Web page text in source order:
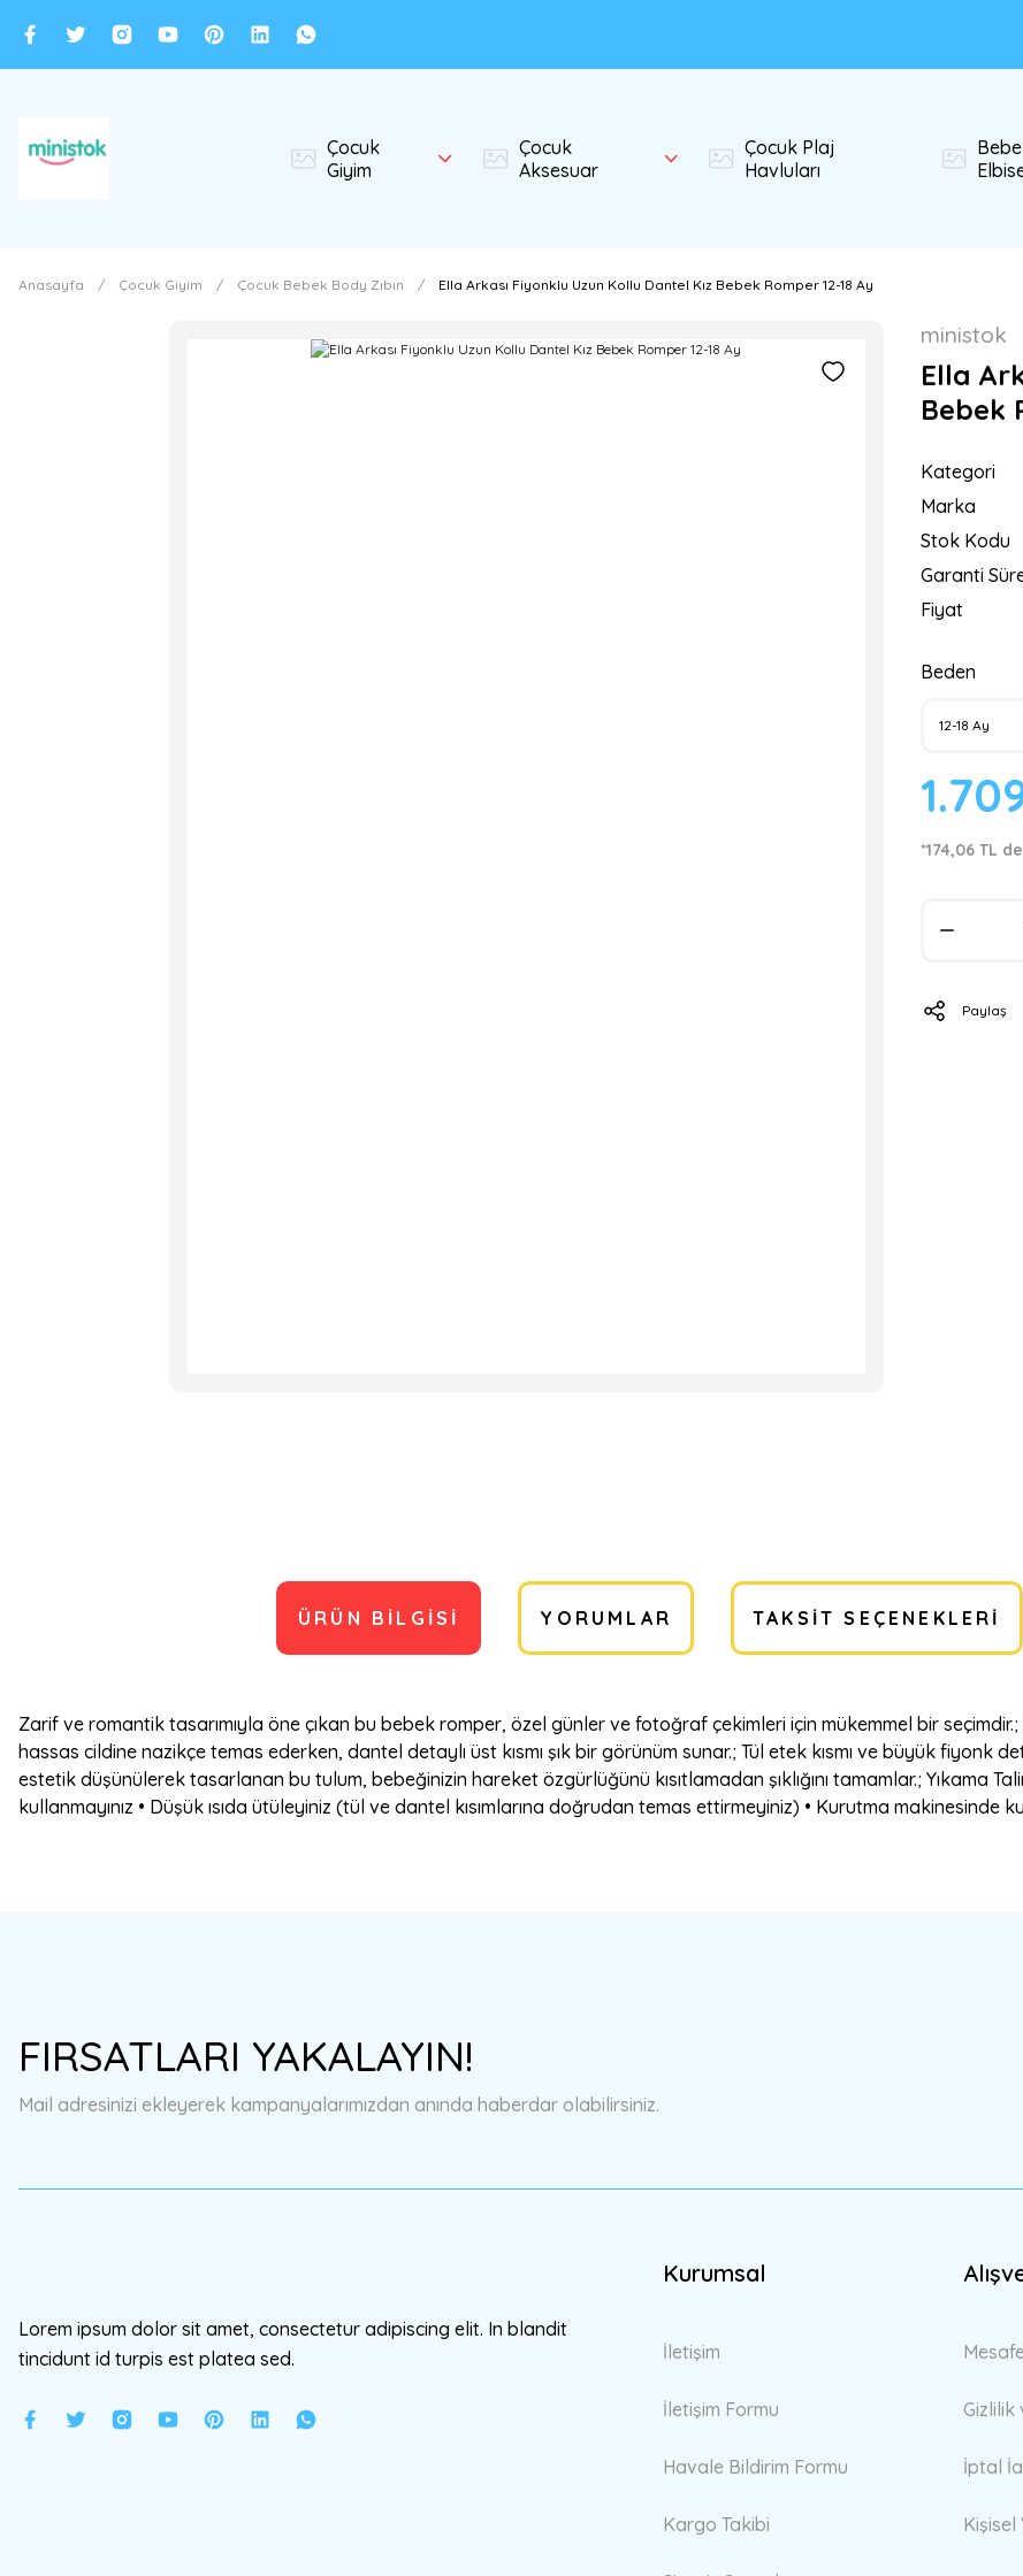
Çocuk
Giyim
Çocuk
Aksesuar
Çocuk Plaj
Havluları
Anasayfa Çocuk Giyim Çocuk Bebek Body Zıbın Ella Arkası Fiyonklu Uzun Kollu Dantel Kız Bebek Romper 12-18 Ay
ministok
Ella
Bebek
Kategori
Marka
Stok Kodu
Garanti
Fiyat
Beden
*174,06 TL
Paylaş
ÜRÜN BILGISI YORUMLAR TAKSIT SEÇENEKLERI
Zarif ve romantik tasarımıyla öne çıkan bu bebek romper, özel günler ve fotoğraf çekimleri için mükemmel bir
hassas cildine nazikçe temas ederken, dantel detaylı üst kısmı şık bir görünüm sunar.; Tül etek kısmı ve büyük fiyonk
estetik düşünülerek tasarlanan bu tulum, bebeğinizin hareket özgürlüğünü kısıtlamadan şıklığını tamamlar.; Yıkama
kullanmayınız • Düşük ısıda ütüleyiniz (tül ve dantel kısımlarına doğrudan temas ettirmeyiniz) • Kurutma makinesinde
Ürün açıklamasında eksik bilgiler bulunuyor.
Ürün fiyatı diğer sitelerden daha pahalı.
FIRSATLARI YAKALAYIN!
Mail adresinizi ekleyerek kampanyalarımızdan anında haberdar olabilirsiniz.
Lorem ipsum dolor sit amet, consectetur adipiscing elit. In blandit
tincidunt id turpis est platea sed.
Kurumsal
İletişim
İletişim Formu
Havale Bildirim Formu
Kargo Takibi
Gizlilik
İptal
Kişisel